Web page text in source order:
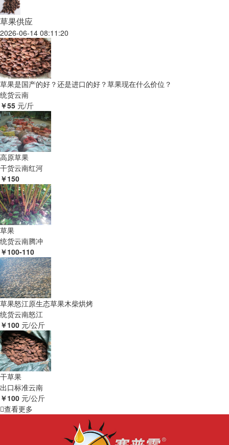
草果供应
2026-06-14 08:11:20
草果是国产的好？还是进口的好？草果现在什么价位？
统货云南
￥55 元/斤
高原草果
干货云南红河
￥150
草果
统货云南腾冲
￥100-110
草果怒江原生态草果木柴烘烤
统货云南怒江
￥100 元/公斤
干草果
出口标准云南
￥100 元/公斤
查看更多